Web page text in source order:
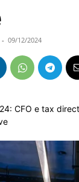
- 09/12/2024
CFO e tax